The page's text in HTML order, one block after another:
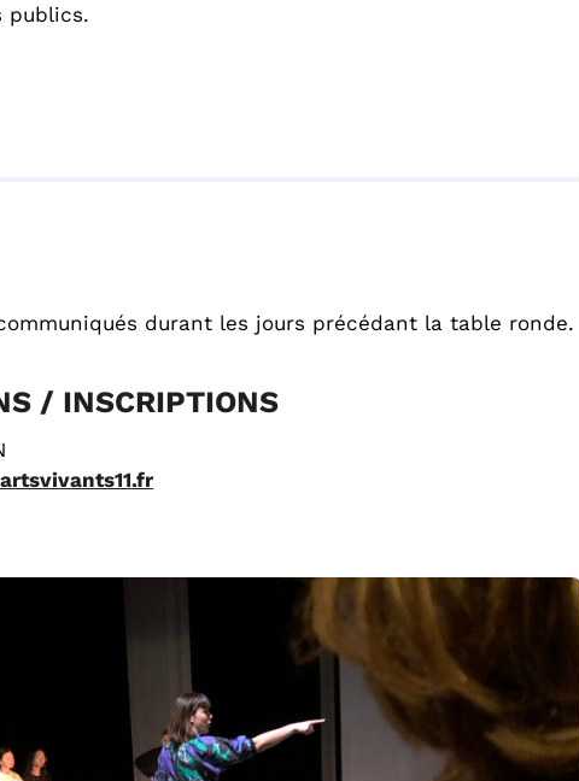
publics.
durant les jours précédant la table ronde.
/ INSCRIPTIONS